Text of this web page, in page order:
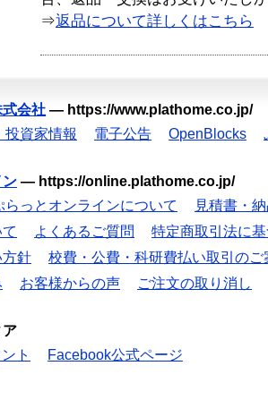
⇒返品について詳しくはこちら
会社 — https://www.plathome.co.jp/
投資家情報 電子公告 OpenBlocks
ン — https://online.plathome.co.jp/
らっとオンラインについて
見積書・
よくあるご質問
特定商取引法に
針
校費・公費・科研費払い取引のご
お客様からの声 ご注文の取り消し
ア
ト
Facebook公式ページ